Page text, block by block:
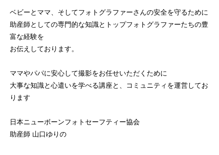
ベビーとママ、そしてフォトグラファーさんの安全を守るために
助産師としての専門的な知識とトップフォトグラファーたちの豊
富な経験を
お伝えしております。
ママやパパに安心して撮影をお任せいただくために
大事な知識と心遣いを学べる講座と、コミュニティを運営してお
ります
日本ニューボーンフォトセーフティー協会
助産師 山口ゆりの